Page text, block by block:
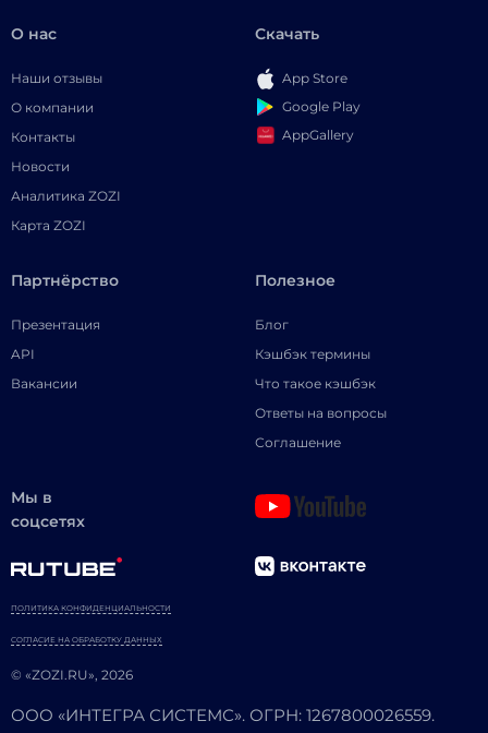
О нас
Наши отзывы
О компании
Контакты
Новости
Аналитика ZOZI
Карта ZOZI
Скачать
App Store
Google Play
AppGallery
Партнёрство
Презентация
API
Вакансии
Полезное
Блог
Кэшбэк термины
Что такое кэшбэк
Ответы на вопросы
Соглашение
Мы в
соцсетях
© «ZOZI.RU», 2026
ПОЛИТИКА КОНФИДЕНЦИАЛЬНОСТИ
СОГЛАСИЕ НА ОБРАБОТКУ ДАННЫХ
ООО «ИНТЕГРА СИСТЕМС». ОГРН: 1267800026559.